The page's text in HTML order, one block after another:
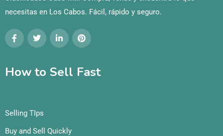
necesitas en Los Cabos. Fácil, rápido y seguro.
How to Sell Fast
Selling TIps
Buy and Sell Quickly